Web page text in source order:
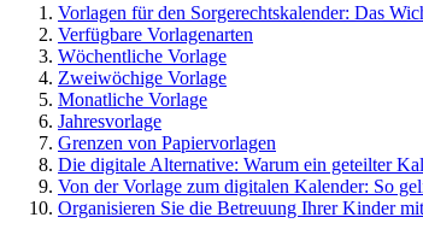
Vorlagen für den Sorgerechtskalender: Das
Verfügbare Vorlagenarten
Wöchentliche Vorlage
Zweiwöchige Vorlage
Monatliche Vorlage
Jahresvorlage
Grenzen von Papiervorlagen
Die digitale Alternative: Warum ein geteilter
Von der Vorlage zum digitalen Kalender: So
Organisieren Sie die Betreuung Ihrer Kinder